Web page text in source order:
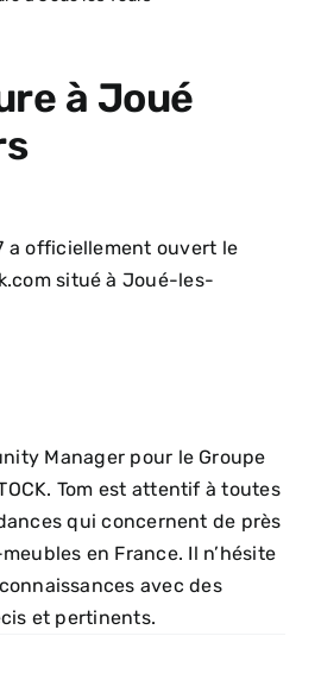
à Joué
a officiellement ouvert le
situé à Joué-les-
Manager pour le Groupe
Tom est attentif à toutes
qui concernent de près
en France. Il n’hésite
avec des
et pertinents.